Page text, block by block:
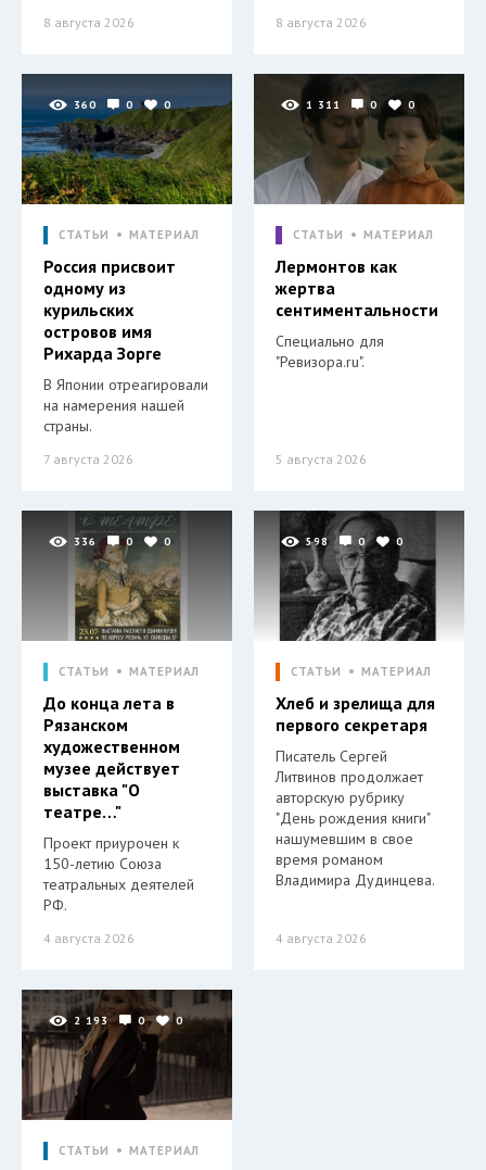
8 августа 2026 8 августа 2026
360 0 0
СТАТЬИ МАТЕРИАЛ
Россия присвоит
одному из
курильских
островов имя
Рихарда Зорге
В Японии отреагировали
на намерения нашей
страны.
7 августа 2026
1 311 0 0
СТАТЬИ МАТЕРИАЛ
Лермонтов как
жертва
сентиментальности
Специально для
"Ревизора.ru".
5 августа 2026
336 0 0
СТАТЬИ МАТЕРИАЛ
До конца лета в
Рязанском
художественном
музее действует
выставка "О
театре…"
Проект приурочен к
150-летию Союза
театральных деятелей
РФ.
4 августа 2026
598 0 0
СТАТЬИ МАТЕРИАЛ
Хлеб и зрелища для
первого секретаря
Писатель Сергей
Литвинов продолжает
авторскую рубрику
"День рождения книги"
нашумевшим в свое
время романом
Владимира Дудинцева.
4 августа 2026
2 193 0 0
СТАТЬИ МАТЕРИАЛ